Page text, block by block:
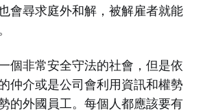
會尋求庭外和解，被解雇者就能
個非常安全守法的社會，但是依
仲介或是公司會利用資訊和權勢
的外國員工。每個人都應該要有